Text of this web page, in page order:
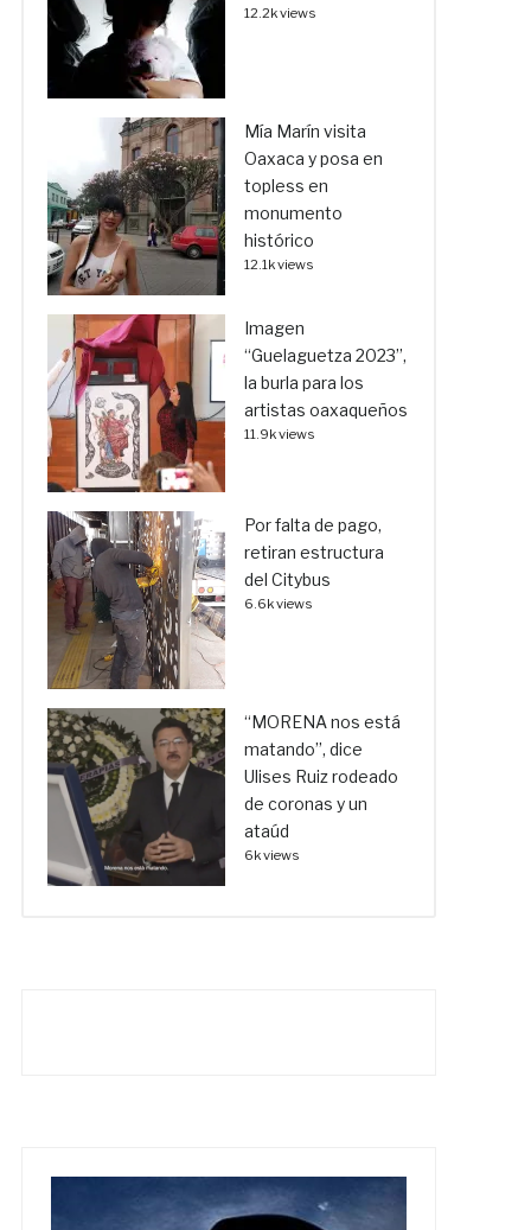
12.2k views
Mía Marín visita
Oaxaca y posa en
topless en
monumento
histórico
12.1k views
Imagen
“Guelaguetza 2023”,
la burla para los
artistas oaxaqueños
11.9k views
Por falta de pago,
retiran estructura
del Citybus
6.6k views
“MORENA nos está
matando”, dice
Ulises Ruiz rodeado
de coronas y un
ataúd
6k views